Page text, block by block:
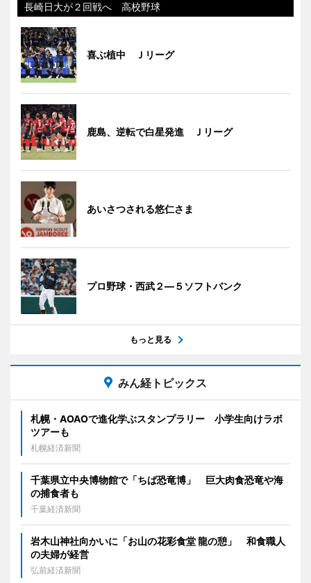
長崎日大が２回戦へ 高校野球
喜ぶ植中 Ｊリーグ
鹿島、逆転で白星発進 Ｊリーグ
あいさつされる悠仁さま
プロ野球・西武２―５ソフトバンク
もっと見る
みん経トピックス
札幌・AOAOで進化学ぶスタンプラリー 小学生向けラボ
ツアーも
札幌経済新聞
千葉県立中央博物館で「ちば恐竜博」 巨大肉食恐竜や海
の捕食者も
千葉経済新聞
岩木山神社向かいに「お山の花彩食堂 龍の憩」 和食職人
の夫婦が経営
弘前経済新聞